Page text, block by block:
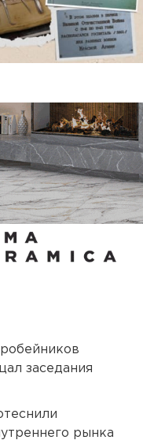
заседания
рынка